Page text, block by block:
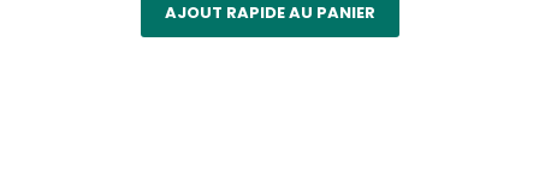
AJOUT RAPIDE AU PANIER